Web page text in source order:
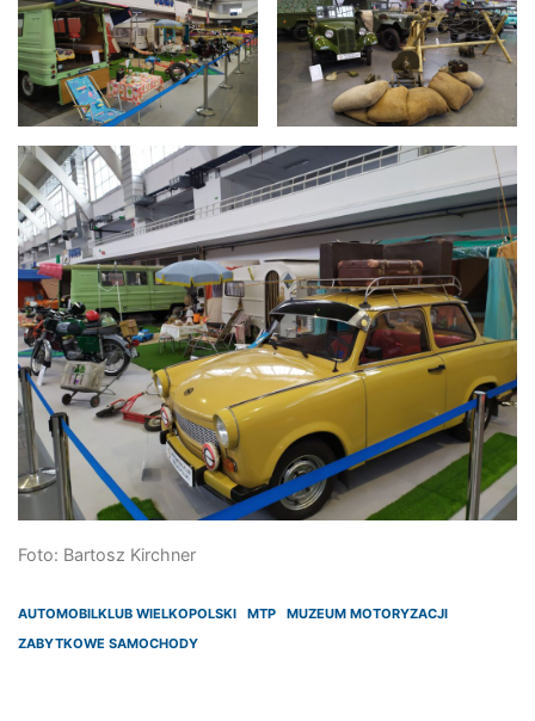
Foto: Bartosz Kirchner
AUTOMOBILKLUB WIELKOPOLSKI MTP
MUZEUM MOTORYZACJI
ZABYTKOWE SAMOCHODY